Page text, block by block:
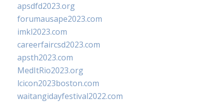
apsdfd2023.org
forumausape2023.com
imkl2023.com
careerfaircsd2023.com
apsth2023.com
MedItRio2023.org
lcicon2023boston.com
waitangidayfestival2022.com